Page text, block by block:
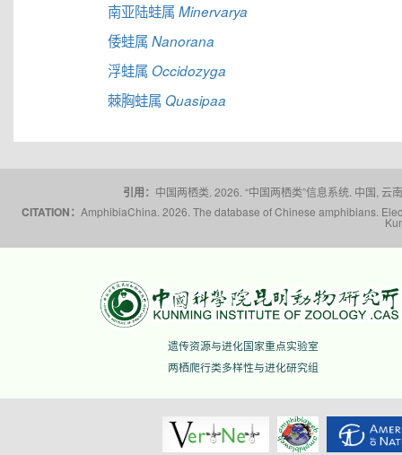
南亚陆蛙属 Minervarya
倭蛙属 Nanorana
浮蛙属 Occidozyga
棘胸蛙属 Quasipaa
引用： 中国两栖类. 2026. “中国两栖类”信息系统. 中国,
CITATION： AmphibiaChina. 2026. The database of Chinese amphibians.
遗传资源与进化国家重点实验室
两栖爬行类多样性与进化研究组